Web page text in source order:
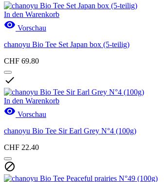
In den Warenkorb
 Vorschau
chanoyu Bio Tee Set Japan box (5-teilig)
CHF 69.80

In den Warenkorb
 Vorschau
chanoyu Bio Tee Sir Earl Grey N°4 (100g)
CHF 22.40
